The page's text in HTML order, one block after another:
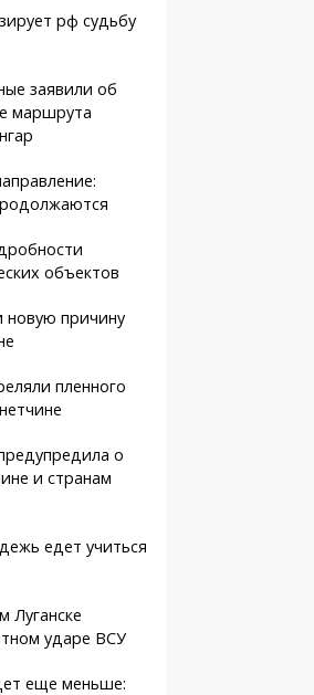
рф судьбу
заявили об
маршрута
объектов
новую причину
пленного
о
и странам
едет учиться
Луганске
ударе ВСУ
еще меньше: